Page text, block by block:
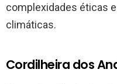
complexidades éticas
climáticas.
Cordilheira dos